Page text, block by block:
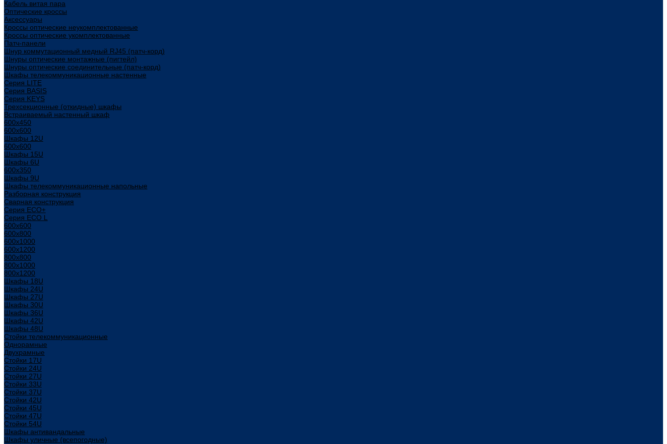
Кабель витая пара
Оптические кроссы
Аксессуары
Кроссы оптические неукомплектованные
Кроссы оптические укомплектованные
Патч-панели
Шнур коммутационный медный RJ45 (патч-корд)
Шнуры оптические монтажные (пигтейл)
Шнуры оптические соединительные (патч-корд)
Шкафы телекоммуникационные настенные
Cерия LITE
Cерия BASIS
Cерия KEYS
Трехсекционные (откидные) шкафы
Встраиваемый настенный шкаф
600x450
600x600
Шкафы 12U
600x600
Шкафы 15U
Шкафы 6U
600x350
Шкафы 9U
Шкафы телекоммуникационные напольные
Разборная конструкция
Сварная конструкция
Серия ECO+
Серия ECO L
600x600
600x800
600х1000
600х1200
800x800
800х1000
800х1200
Шкафы 18U
Шкафы 24U
Шкафы 27U
Шкафы 30U
Шкафы 36U
Шкафы 42U
Шкафы 48U
Стойки телекоммуникационные
Однорамные
Двухрамные
Стойки 17U
Стойки 24U
Стойки 27U
Стойки 33U
Стойки 37U
Стойки 42U
Стойки 45U
Стойки 47U
Стойки 54U
Шкафы антивандальные
Шкафы уличные (всепогодные)